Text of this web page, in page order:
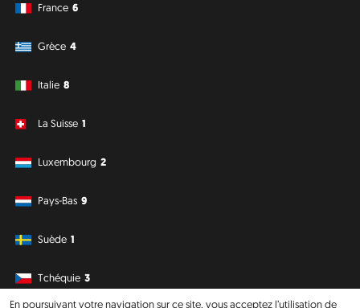
En poursuivant votre navigation sur ce site, vous acceptez l’utilisation de
France 6
Grèce 4
Italie 8
La Suisse 1
Luxembourg 2
Pays-Bas 9
Suède 1
Tchéquie 3